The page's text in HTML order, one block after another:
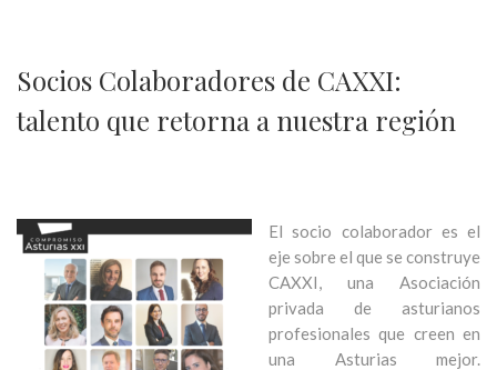
Socios Colaboradores de CAXXI:
talento que retorna a nuestra región
El socio colaborador es el
eje sobre el que se construye
CAXXI, una Asociación
privada de asturianos
profesionales que creen en
una Asturias mejor.